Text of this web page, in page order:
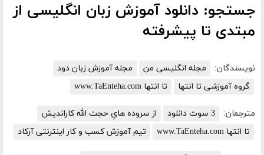
جستجو: دانلود آموزش زبان انگلیسی از
مبتدی تا پیشرفته
نویسندگان: مجله انگلیسی من
مجله آموزش زبان دود
گروه آموزشی تا انتها
تا انتها www.TaEnteha.com
مترجمان: 3 سوت دانلود
از سروده هایِ حجت الله کاراندیش
تا انتها www.TaEnteha.com
تیم آموزش کسب و کار اینترنتی آرکاد